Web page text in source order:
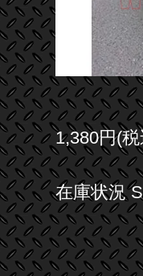
1,380円(
在庫状況